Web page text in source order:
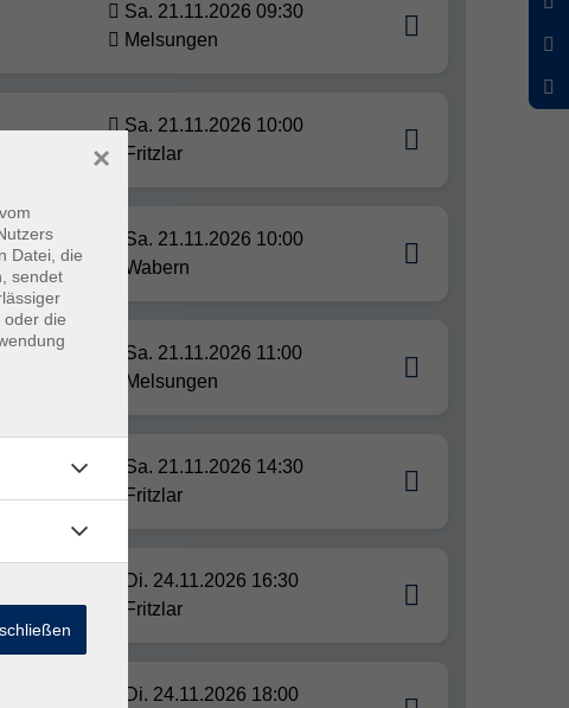
Sa. 21.11.2026 09:30
Melsungen
Sa. 21.11.2026 10:00
Fritzlar
Sa. 21.11.2026 10:00
Wabern
Sa. 21.11.2026 11:00
Melsungen
Sa. 21.11.2026 14:30
Fritzlar
Di. 24.11.2026 16:30
Fritzlar
Di. 24.11.2026 18:00
Datei, die
sendet
oder die
×